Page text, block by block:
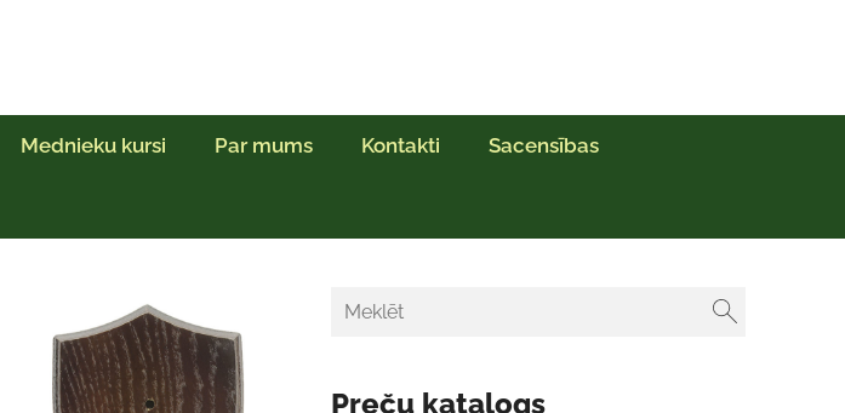
Mednieku kursi Par mums Kontakti Sacensības
Preču katalogs